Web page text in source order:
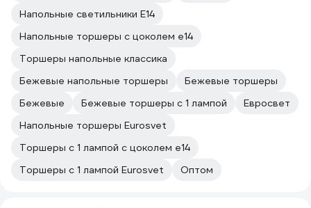
Напольные светильники E14
Напольные торшеры с цоколем e14
Торшеры напольные классика
Бежевые напольные торшеры
Бежевые торшеры
Бежевые
Бежевые торшеры с 1 лампой
Евросвет
Напольные торшеры Eurosvet
Торшеры с 1 лампой с цоколем e14
Торшеры с 1 лампой Eurosvet
Оптом